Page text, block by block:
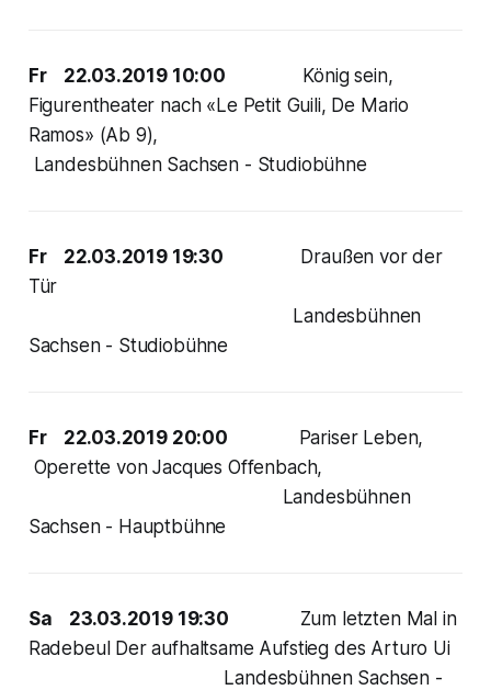
Fr 22.03.2019 10:00
König sein,
Figurentheater nach «Le Petit Guili, De Mario
Ramos» (Ab 9),
Landesbühnen Sachsen - Studiobühne
Fr 22.03.2019 19:30
Draußen vor der
Tür
Landesbühnen
Sachsen - Studiobühne
Fr 22.03.2019 20:00
Pariser Leben,
Operette von Jacques Offenbach,
Landesbühnen
Sachsen - Hauptbühne
Sa 23.03.2019 19:30
Zum letzten Mal in
Radebeul Der aufhaltsame Aufstieg des Arturo Ui
Landesbühnen Sachsen -